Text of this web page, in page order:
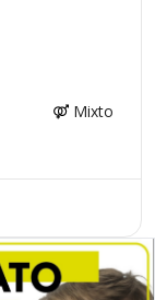
Mixto